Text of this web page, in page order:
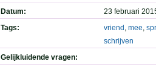
Datum:
23 februari
Tags:
vriend , mee,
schrijven
Gelijkluidende vragen: